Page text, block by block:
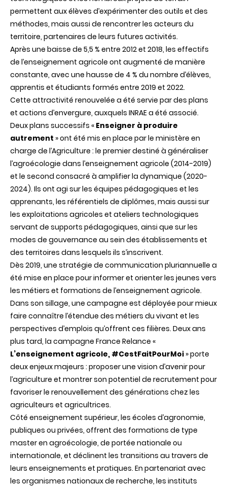
permettent aux élèves d’expérimenter des outils et des
méthodes, mais aussi de rencontrer les acteurs du
territoire, partenaires de leurs futures activités.
Après une baisse de 5,5 % entre 2012 et 2018, les effectifs
de l’enseignement agricole ont augmenté de manière
constante, avec une hausse de 4 % du nombre d’élèves,
apprentis et étudiants formés entre 2019 et 2022.
Cette attractivité renouvelée a été servie par des plans
et actions d’envergure, auxquels INRAE a été associé.
Deux plans successifs « Enseigner à produire
autrement » ont été mis en place par le ministère en
charge de l’Agriculture : le premier destiné à généraliser
l’agroécologie dans l’enseignement agricole (2014-2019)
et le second consacré à amplifier la dynamique (2020-
2024). Ils ont agi sur les équipes pédagogiques et les
apprenants, les référentiels de diplômes, mais aussi sur
les exploitations agricoles et ateliers technologiques
servant de supports pédagogiques, ainsi que sur les
modes de gouvernance au sein des établissements et
des territoires dans lesquels ils s’inscrivent.
Dès 2019, une stratégie de communication pluriannuelle a
été mise en place pour informer et orienter les jeunes vers
les métiers et formations de l’enseignement agricole.
Dans son sillage, une campagne est déployée pour mieux
faire connaître l’étendue des métiers du vivant et les
perspectives d’emplois qu’offrent ces filières. Deux ans
plus tard, la campagne France Relance «
L’enseignement agricole, #CestFaitPourMoi » porte
deux enjeux majeurs : proposer une vision d’avenir pour
l’agriculture et montrer son potentiel de recrutement pour
favoriser le renouvellement des générations chez les
agriculteurs et agricultrices.
Côté enseignement supérieur, les écoles d’agronomie,
publiques ou privées, offrent des formations de type
master en agroécologie, de portée nationale ou
internationale, et déclinent les transitions au travers de
leurs enseignements et pratiques. En partenariat avec
les organismes nationaux de recherche, les instituts